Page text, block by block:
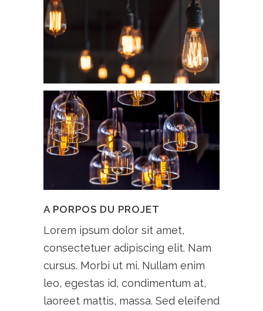
A PORPOS DU PROJET
Lorem ipsum dolor sit amet,
consectetuer adipiscing elit. Nam
cursus. Morbi ut mi. Nullam enim
leo, egestas id, condimentum at,
laoreet mattis, massa. Sed eleifend